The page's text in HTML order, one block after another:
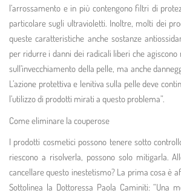
l’arrossamento e in più contengono filtri di
particolare sugli ultravioletti. Inoltre, molti dei
queste caratteristiche anche sostanze
per ridurre i danni dei radicali liberi che agiscono
sull’invecchiamento della pelle, ma anche
L’azione protettiva e lenitiva sulla pelle deve
l’utilizzo di prodotti mirati a questo problema”.
Come eliminare la couperose
I prodotti cosmetici possono tenere sotto
riescono a risolverla, possono solo mitigarla.
cancellare questo inestetismo? La prima cosa è
Sottolinea la Dottoressa Paola Caminiti: “Una